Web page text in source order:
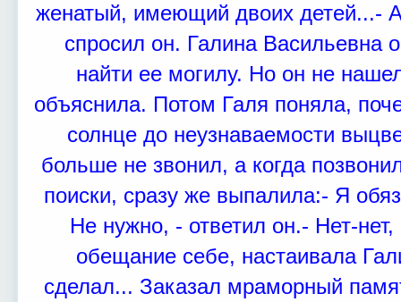
женатый, имеющий двоих детей...-
спросил он. Галина Васильевна
найти ее могилу. Но он не
объяснила. Потом Галя поняла,
солнце до неузнаваемости
больше не звонил, а когда
поиски, сразу же выпалила:- Я
Не нужно, - ответил он.- Нет-
обещание себе, настаивала
сделал... Заказал мраморный